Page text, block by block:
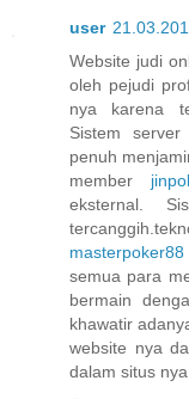
user
Website judi
oleh pejudi
nya karena
Sistem server
penuh
member
eksternal.
semua para
bermain
khawatir
website nya
dalam situs nya.